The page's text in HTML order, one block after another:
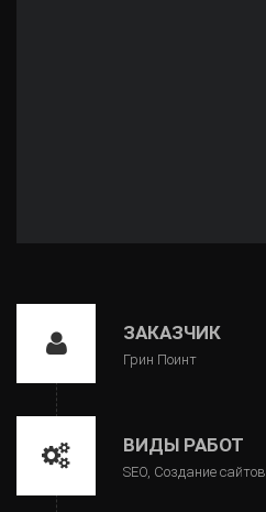
ЗАКАЗЧИК
Грин Поинт
ВИДЫ РАБОТ
SEO, Создание сайтов